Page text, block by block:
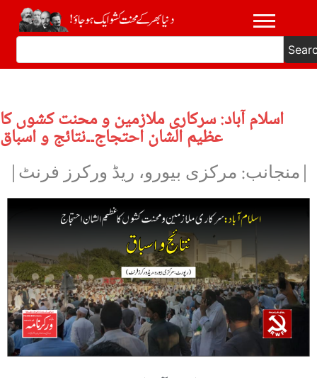
اسلام آباد: سرکاری ملازمین و محنت کشوں کا
عظیم الشان احتجاج۔۔نتائج و اسباق
|منجانب: مرکزی بیورو، ریڈ ورکرز فرنٹ|